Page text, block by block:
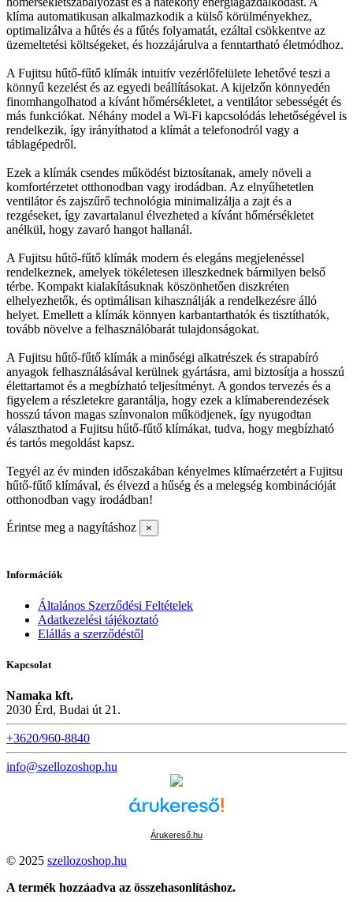
klíma automatikusan alkalmazkodik a külső körülményekhez,
optimalizálva a hűtés és a fűtés folyamatát, ezáltal csökkentve az
üzemeltetési költségeket, és hozzájárulva a fenntartható életmódhoz.
A Fujitsu hűtő-fűtő klímák intuitív vezérlőfelülete lehetővé teszi a
könnyű kezelést és az egyedi beállításokat. A kijelzőn könnyedén
finomhangolhatod a kívánt hőmérsékletet, a ventilátor sebességét és
más funkciókat. Néhány model a Wi-Fi kapcsolódás lehetőségével is
rendelkezik, így irányíthatod a klímát a telefonodról vagy a
táblagépedről.
Ezek a klímák csendes működést biztosítanak, amely növeli a
komfortérzetet otthonodban vagy irodádban. Az elnyűhetetlen
ventilátor és zajszűrő technológia minimalizálja a zajt és a
rezgéseket, így zavartalanul élvezheted a kívánt hőmérsékletet
anélkül, hogy zavaró hangot hallanál.
A Fujitsu hűtő-fűtő klímák modern és elegáns megjelenéssel
rendelkeznek, amelyek tökéletesen illeszkednek bármilyen belső
térbe. Kompakt kialakításuknak köszönhetően diszkréten
elhelyezhetők, és optimálisan kihasználják a rendelkezésre álló
helyet. Emellett a klímák könnyen karbantarthatók és tisztíthatók,
tovább növelve a felhasználóbarát tulajdonságokat.
A Fujitsu hűtő-fűtő klímák a minőségi alkatrészek és strapabíró
anyagok felhasználásával kerülnek gyártásra, ami biztosítja a hosszú
élettartamot és a megbízható teljesítményt. A gondos tervezés és a
figyelem a részletekre garantálja, hogy ezek a klímaberendezések
hosszú távon magas színvonalon működjenek, így nyugodtan
választhatod a Fujitsu hűtő-fűtő klímákat, tudva, hogy megbízható
és tartós megoldást kapsz.
Tegyél az év minden időszakában kényelmes klímaérzetért a Fujitsu
hűtő-fűtő klímával, és élvezd a hűség és a melegség kombinációját
otthonodban vagy irodádban!
Érintse meg a nagyításhoz ×
Információk
Általános Szerződési Feltételek
Adatkezelési tájékoztató
Elállás a szerződéstől
Kapcsolat
Namaka kft.
2030 Érd, Budai út 21.
+3620/960-8840
info@szellozoshop.hu
Árukereső.hu
© 2025 szellozoshop.hu
A termék hozzáadva az összehasonlításhoz.